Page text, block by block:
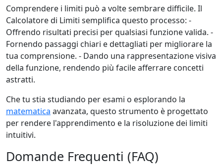
Comprendere i limiti può a volte sembrare difficile. Il
Calcolatore di Limiti semplifica questo processo: -
Offrendo risultati precisi per qualsiasi funzione valida. -
Fornendo passaggi chiari e dettagliati per migliorare la
tua comprensione. - Dando una rappresentazione visiva
della funzione, rendendo più facile afferrare concetti
astratti.
Che tu stia studiando per esami o esplorando la
matematica avanzata, questo strumento è progettato
per rendere l'apprendimento e la risoluzione dei limiti
intuitivi.
Domande Frequenti (FAQ)